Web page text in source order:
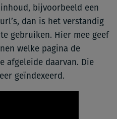
bijvoorbeeld een
dan is het verstandig
te gebruiken. Hier mee geef
welke pagina de
afgeleide daarvan. Die
geïndexeerd.